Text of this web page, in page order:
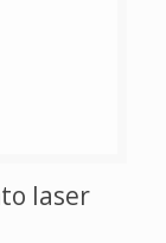
laser